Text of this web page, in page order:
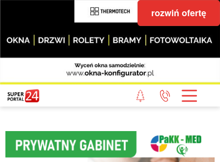
rozwiń ofertę
STRONA GŁÓWNA
POWIAT GRYFICKI
WIADOMOŚCI Z LASU
STUDIO SUPERPORTALU